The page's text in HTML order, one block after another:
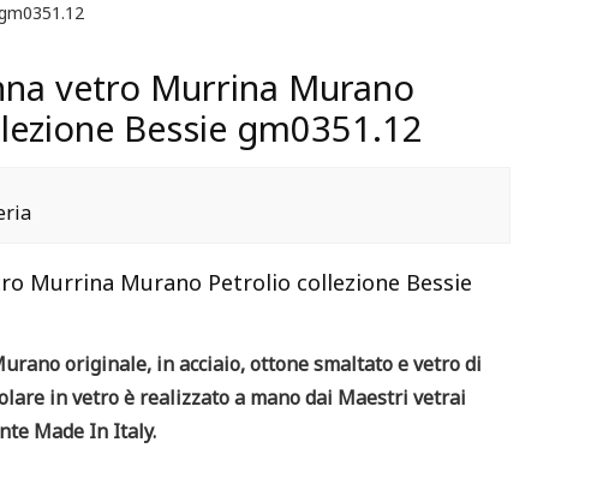
vetro Murrina Murano
Bessie gm0351.12
Murrina Murano Petrolio collezione Bessie
originale, in acciaio, ottone smaltato e vetro di
in vetro è realizzato a mano dai Maestri vetrai
Made In Italy.